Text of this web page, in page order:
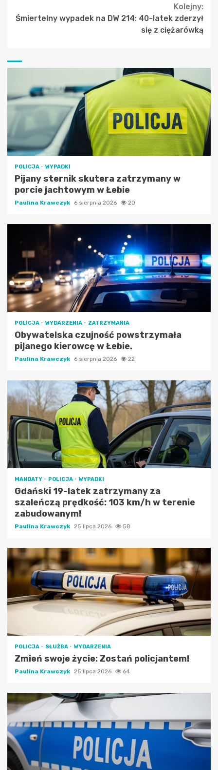
Kolejny:
Śmiertelny wypadek na DW 214: 40-latek zderzył
się z ciężarówką
POLICJA WYPADKI
Pijany sternik skutera zatrzymany w
porcie jachtowym w Łebie
Paulina Krawczyk 6 sierpnia 2026 20
POLICJA WYDARZENIA ZATRZYMANIA
Obywatelska czujność powstrzymała
pijanego kierowcę w Łebie.
Paulina Krawczyk 6 sierpnia 2026 22
MANDATY POLICJA WYPADKI
Gdański 19-latek zatrzymany za
szaleńczą prędkość: 103 km/h w terenie
zabudowanym!
Paulina Krawczyk 25 lipca 2026 58
POLICJA SŁUŻBA WYDARZENIA
Zmień swoje życie: Zostań policjantem!
Paulina Krawczyk 25 lipca 2026 64